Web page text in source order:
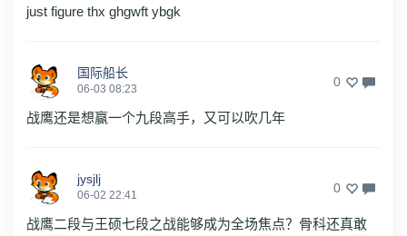
just figure thx ghgwft ybgk
国际船长
06-03 08:23 0
战鹰还是想赢一个九段高手，又可以吹几年
jysjlj
06-02 22:41 0
战鹰二段与王硕七段之战能够成为全场焦点？骨科还真敢